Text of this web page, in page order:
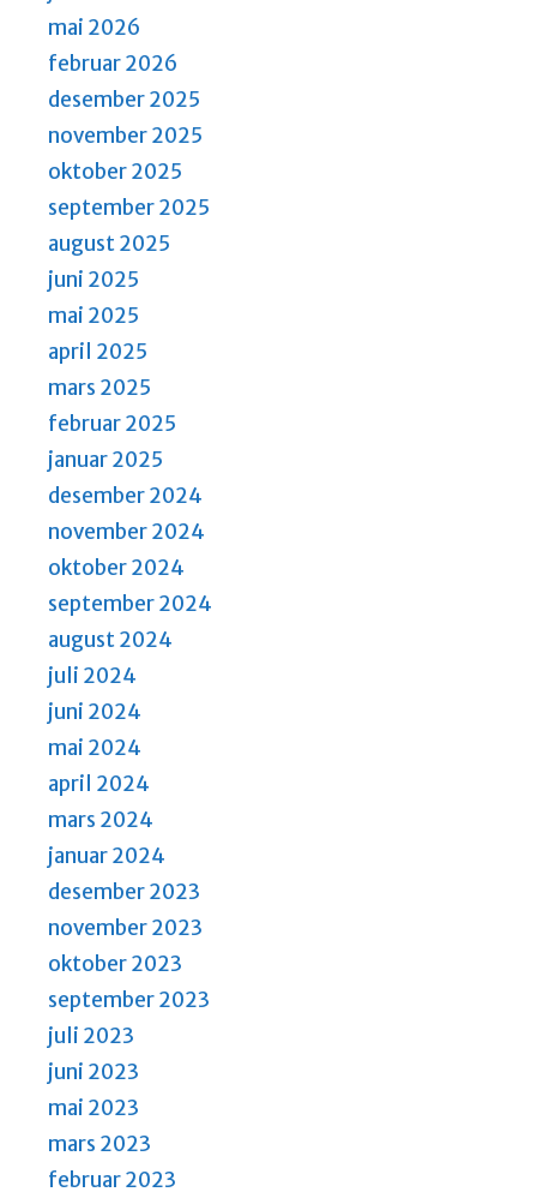
mai 2026
februar 2026
desember 2025
november 2025
oktober 2025
september 2025
august 2025
juni 2025
mai 2025
april 2025
mars 2025
februar 2025
januar 2025
desember 2024
november 2024
oktober 2024
september 2024
august 2024
juli 2024
juni 2024
mai 2024
april 2024
mars 2024
januar 2024
desember 2023
november 2023
oktober 2023
september 2023
juli 2023
juni 2023
mai 2023
mars 2023
februar 2023